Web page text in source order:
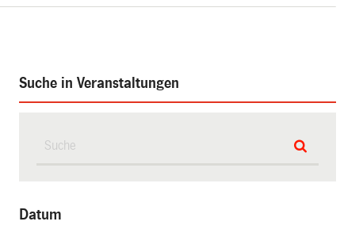
Suche in Veranstaltungen
Datum